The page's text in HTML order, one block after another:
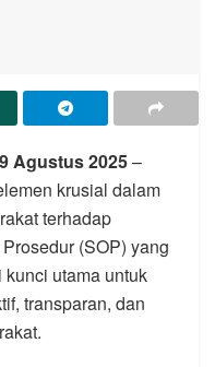
Agustus 2025–
krusial dalam
terhadap
(SOP) yang
utama untuk
transparan, dan